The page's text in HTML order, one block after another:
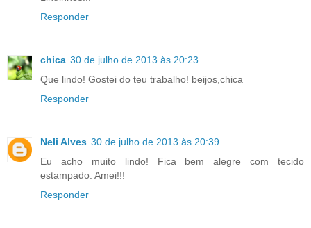
Responder
chica 30 de julho de 2013 às 20:23
Que lindo! Gostei do teu trabalho! beijos,chica
Responder
Neli Alves 30 de julho de 2013 às 20:39
Eu acho muito lindo! Fica bem alegre com tecido
estampado. Amei!!!
Responder